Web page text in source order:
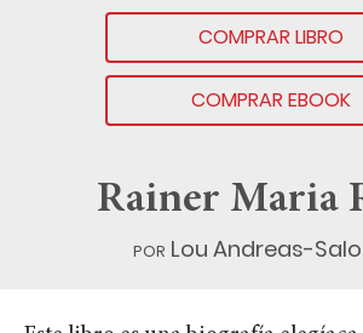
COMPRAR LIBRO
COMPRAR EBOOK
Rainer Maria
por Lou Andreas-